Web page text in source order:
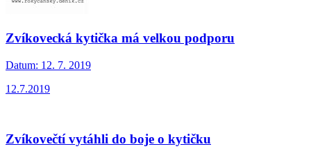
Zvíkovecká kytička má velkou podporu
Datum: 12. 7. 2019
12.7.2019
Zvíkovečtí vytáhli do boje o kytičku